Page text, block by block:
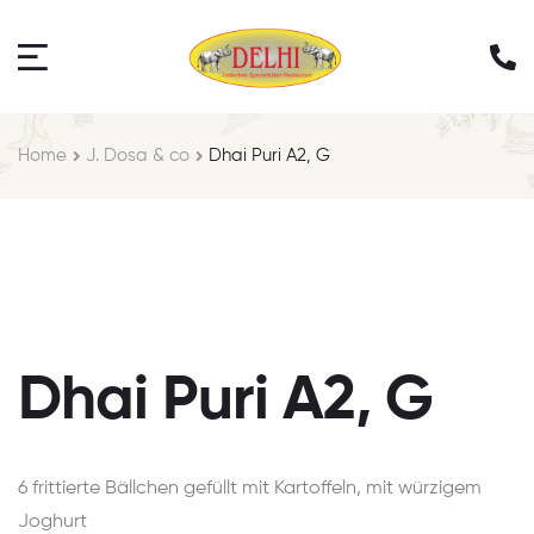
Home J. Dosa & co Dhai Puri A2, G
Dhai Puri A2, G
6 frittierte Bällchen gefüllt mit Kartoffeln, mit würzigem
Joghurt